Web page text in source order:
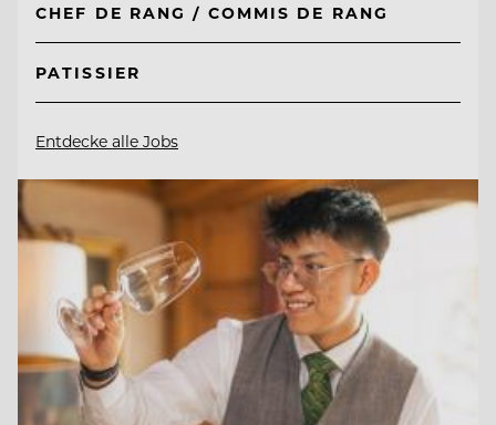
CHEF DE RANG / COMMIS DE RANG
PATISSIER
Entdecke alle Jobs